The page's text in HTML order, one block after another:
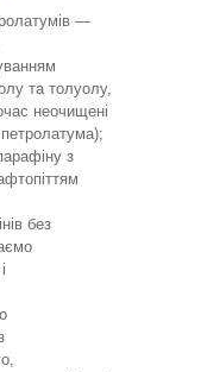
—
та толуолу,
неочищені
з
без